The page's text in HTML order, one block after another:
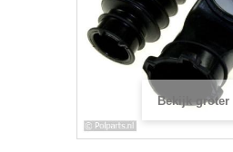
Bekijk groter